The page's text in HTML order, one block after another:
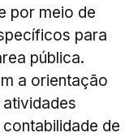
por meio de
para
pública.
a orientação
de